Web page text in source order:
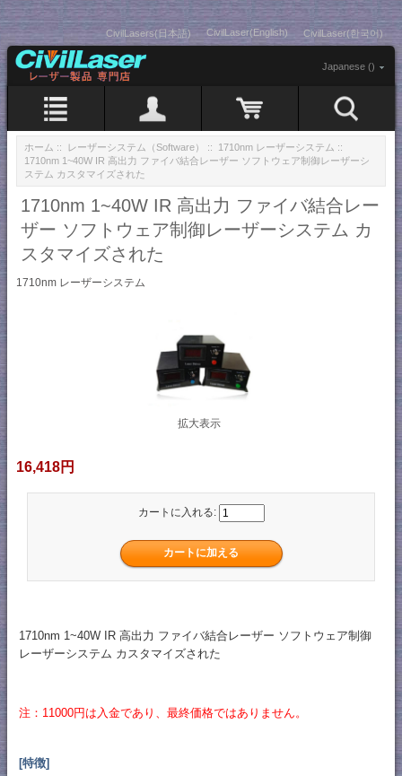
CivilLasers(日本語) CivilLaser(English) CivilLaser(한국어)
Japanese ()
ホーム :: レーザーシステム（Software） :: 1710nm レーザーシステム ::
1710nm 1~40W IR 高出力 ファイバ結合レーザー ソフトウェア制御レーザーシ
ステム カスタマイズされた
1710nm 1~40W IR 高出力 ファイバ結合レー
ザー ソフトウェア制御レーザーシステム カ
スタマイズされた
1710nm レーザーシステム
拡大表示
16,418円
カートに入れる:
1710nm 1~40W IR 高出力 ファイバ結合レーザー ソフトウェア制御
レーザーシステム カスタマイズされた
注：11000円は入金であり、最終価格ではありません。
[特徴]